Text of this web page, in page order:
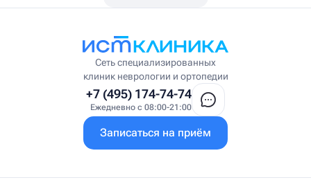
Висцеральный массажист
Врач интегративной медицины
Врач первичного приёма
Гастроэнтеролог-гепатолог
Гериатр
Сеть специализированных
клиник неврологии и ортопедии
+7 (495) 174-74-74
Ежедневно с 08:00-21:00
Записаться на приём